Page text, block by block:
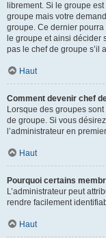
librement. Si le groupe
groupe mais votre
groupe. Ce dernier
le groupe et ainsi décider
pas le chef de groupe s’il
Haut
Comment devenir chef
Lorsque des groupes
de groupe. Si vous
l’administrateur en
Haut
Pourquoi certains
L’administrateur peut
rendre facilement
Haut